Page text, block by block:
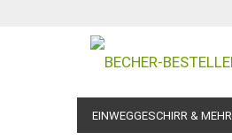
EINWEGGESCHIRR & MEHR